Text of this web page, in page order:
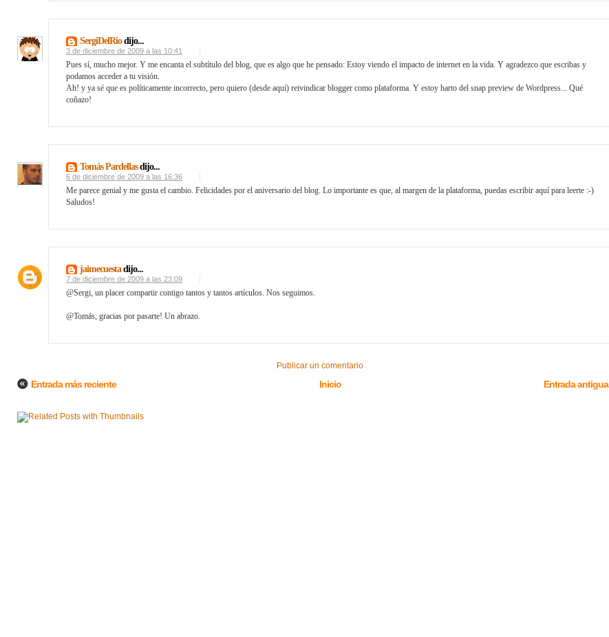
SergiDelRiodijo...
3 de diciembre de 2009 a las 10:41
Pues sí, mucho mejor. Y me encanta el subtítulo del blog, que es algo que he pensado: Estoy viendo el impacto de internet en la vida. Y agradezco que escribas y
podamos acceder a tu visión.
Ah! y ya sé que es políticamente incorrecto, pero quiero (desde aquí) reivindicar blogger como plataforma. Y estoy harto del snap preview de Wordpress... Qué
coñazo!
Tomás Pardellasdijo...
6 de diciembre de 2009 a las 16:36
Me parece genial y me gusta el cambio. Felicidades por el aniversario del blog. Lo importante es que, al margen de la plataforma, puedas escribir aquí para leerte :-)
Saludos!
jaimecuestadijo...
7 de diciembre de 2009 a las 23:09
@Sergi, un placer compartir contigo tantos y tantos artículos. Nos seguimos.
@Tomás, gracias por pasarte! Un abrazo.
Publicar un comentario
Entrada más reciente Entrada antigua
Inicio